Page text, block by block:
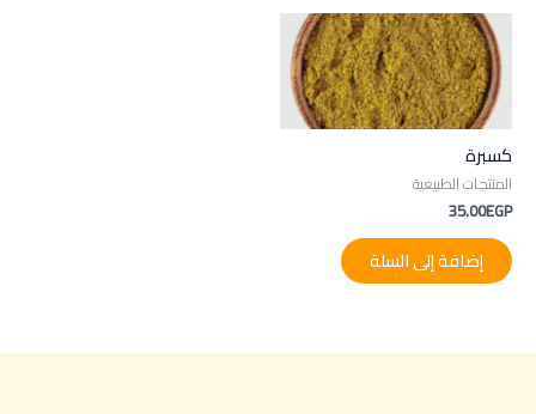
كسبرة
المنتجات الطبيعية
35.00EGP
إضافة إلى السلة